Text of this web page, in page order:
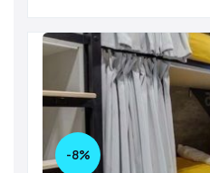
-8%